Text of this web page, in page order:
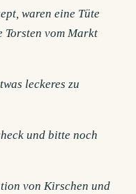
waren eine Tüte
vom Markt
leckeres zu
und bitte noch
von Kirschen und